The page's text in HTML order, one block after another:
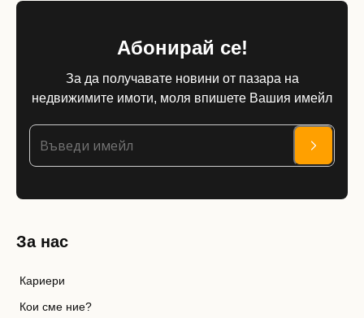
Абонирай се!
За да получавате новини от пазара на
недвижимите имоти, моля впишете Вашия имейл
За нас
Кариери
Кои сме ние?